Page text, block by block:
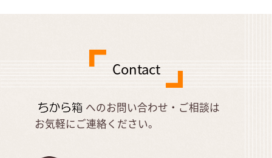
Contact
へのお問い合わせ・ご相談は
お気軽にご連絡ください。